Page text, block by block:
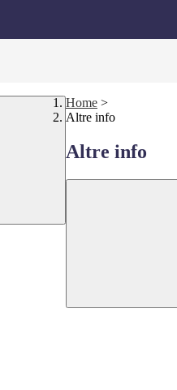
Home >
Altre info
Altre info